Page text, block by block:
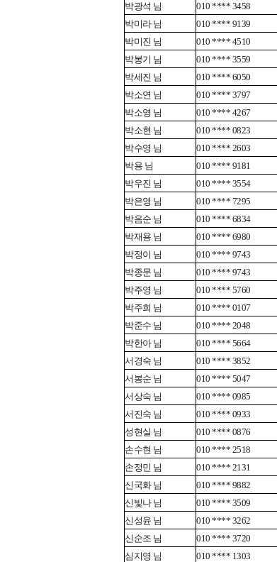
박광석 님
010 **** 3458
박미라 님
010 **** 9139
박미진 님
010 **** 4510
박봉기 님
010 **** 3559
박세진 님
010 **** 6050
박소연 님
010 **** 3797
박소영 님
010 **** 4267
박소현 님
010 **** 0823
박수영 님
010 **** 2603
박용 님
010 **** 9181
박우진 님
010 **** 3554
박은영 님
010 **** 7295
박음순 님
010 **** 6834
박재용 님
010 **** 6980
박정이 님
010 **** 9743
박종문 님
010 **** 9743
박주영 님
010 **** 5760
박주희 님
010 **** 0107
박준수 님
010 **** 2048
박한아 님
010 **** 5664
서경숙 님
010 **** 3852
서봉순 님
010 **** 5047
서상숙 님
010 **** 0985
서진숙 님
010 **** 0933
성현실 님
010 **** 0876
손수현 님
010 **** 2518
손정민 님
010 **** 2131
신국화 님
010 **** 9882
신빛나 님
010 **** 3509
신성윤 님
010 **** 3262
신순조 님
010 **** 3720
심지영 님
010 **** 1303